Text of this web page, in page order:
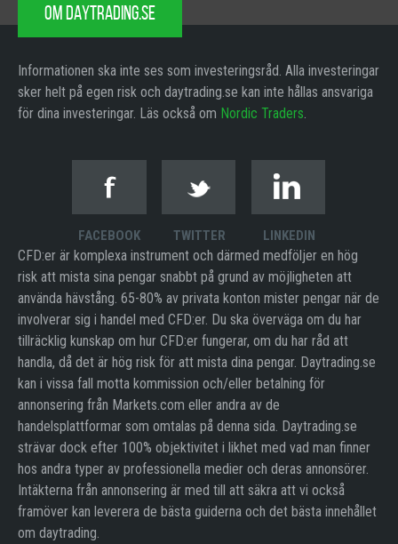
OM DAYTRADING.SE
Informationen ska inte ses som investeringsråd. Alla investeringar
sker helt på egen risk och daytrading.se kan inte hållas ansvariga
för dina investeringar. Läs också om Nordic Traders.
FACEBOOK TWITTER LINKEDIN
CFD:er är komplexa instrument och därmed medföljer en hög
risk att mista sina pengar snabbt på grund av möjligheten att
använda hävstång. 65-80% av privata konton mister pengar när de
involverar sig i handel med CFD:er. Du ska överväga om du har
tillräcklig kunskap om hur CFD:er fungerar, om du har råd att
handla, då det är hög risk för att mista dina pengar. Daytrading.se
kan i vissa fall motta kommission och/eller betalning för
annonsering från Markets.com eller andra av de
handelsplattformar som omtalas på denna sida. Daytrading.se
strävar dock efter 100% objektivitet i likhet med vad man finner
hos andra typer av professionella medier och deras annonsörer.
Intäkterna från annonsering är med till att säkra att vi också
framöver kan leverera de bästa guiderna och det bästa innehållet
om daytrading.